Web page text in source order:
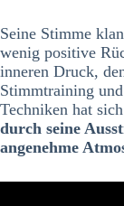
Seine Stimme
wenig positive
inneren Druck,
Stimmtraining
Techniken hat
durch seine
angenehme